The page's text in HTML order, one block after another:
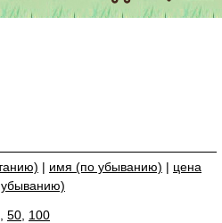
| имя (по убыванию) | цена
50 100